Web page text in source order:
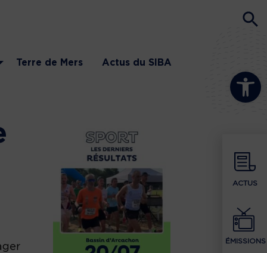
Ouvrir la
ACTUS
ÉMISSIONS
Terre de Mers Actus du SIBA